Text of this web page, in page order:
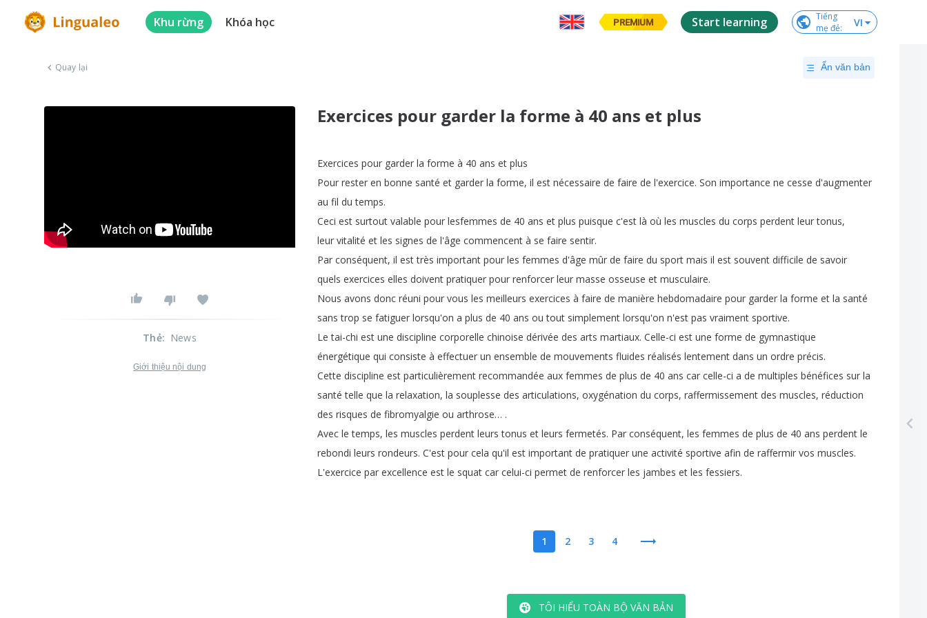
Khu rừng Khóa học PREMIUM Start learning
Tiếng
mẹ đẻ: VI
Quay lại Ẩn văn bản
Exercices pour garder la forme à 40 ans et plus
Exercices pour garder la forme à 40 ans et plus
Pour rester en bonne santé et garder la forme, il est nécessaire de faire de l'exercice. Son importance ne cesse d'augmenter
au fil du temps.
Ceci est surtout valable pour lesfemmes de 40 ans et plus puisque c'est là où les muscles du corps perdent leur tonus,
leur vitalité et les signes de l'âge commencent à se faire sentir.
Par conséquent, il est très important pour les femmes d'âge mûr de faire du sport mais il est souvent difficile de savoir
quels exercices elles doivent pratiquer pour renforcer leur masse osseuse et musculaire.
Nous avons donc réuni pour vous les meilleurs exercices à faire de manière hebdomadaire pour garder la forme et la santé
sans trop se fatiguer lorsqu'on a plus de 40 ans ou tout simplement lorsqu'on n'est pas vraiment sportive.
Le tai-chi est une discipline corporelle chinoise dérivée des arts martiaux. Celle-ci est une forme de gymnastique
énergétique qui consiste à effectuer un ensemble de mouvements fluides réalisés lentement dans un ordre précis.
Cette discipline est particulièrement recommandée aux femmes de plus de 40 ans car celle-ci a de multiples bénéfices sur la
santé telle que la relaxation, la souplesse des articulations, oxygénation du corps, raffermissement des muscles, réduction
des risques de fibromyalgie ou arthrose… .
Avec le temps, les muscles perdent leurs tonus et leurs fermetés. Par conséquent, les femmes de plus de 40 ans perdent le
rebondi leurs rondeurs. C'est pour cela qu'il est important de pratiquer une activité sportive afin de raffermir vos muscles.
L'exercice par excellence est le squat car celui-ci permet de renforcer les jambes et les fessiers.
1 2 3 4
TÔI HIỂU TOÀN BỘ VĂN BẢN
Thẻ: News
Giới thiệu nội dung